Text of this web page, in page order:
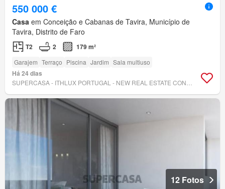
550 000 €
Casa em Conceição e Cabanas de Tavira, Município de
Tavira, Distrito de Faro
T2 2 179 m²
Garajem Terraço Piscina Jardim Sala multiuso
Há 24 dias
12 Fotos